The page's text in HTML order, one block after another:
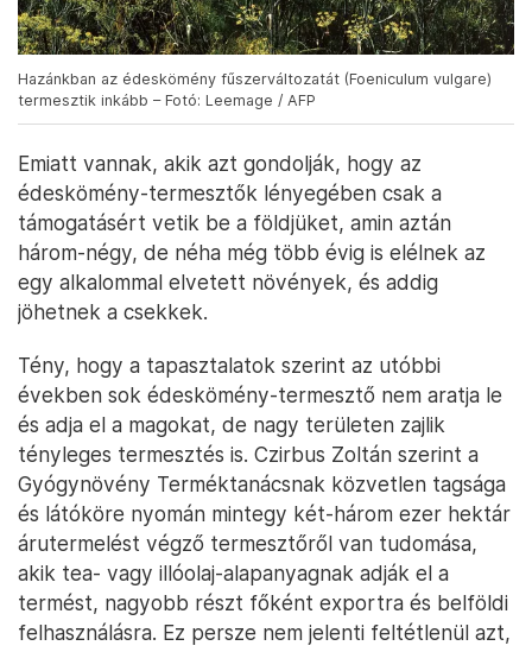
Hazánkban az édeskömény fűszerváltozatát (Foeniculum vulgare)
termesztik inkább – Fotó: Leemage / AFP
Emiatt vannak, akik azt gondolják, hogy az
édeskömény-termesztők lényegében csak a
támogatásért vetik be a földjüket, amin aztán
három-négy, de néha még több évig is elélnek az
egy alkalommal elvetett növények, és addig
jöhetnek a csekkek.
Tény, hogy a tapasztalatok szerint az utóbbi
években sok édeskömény-termesztő nem aratja le
és adja el a magokat, de nagy területen zajlik
tényleges termesztés is. Czirbus Zoltán szerint a
Gyógynövény Terméktanácsnak közvetlen tagsága
és látóköre nyomán mintegy két-három ezer hektár
árutermelést végző termesztőről van tudomása,
akik tea- vagy illóolaj-alapanyagnak adják el a
termést, nagyobb részt főként exportra és belföldi
felhasználásra. Ez persze nem jelenti feltétlenül azt,